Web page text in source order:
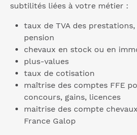
subtilités liées à votre métier :
taux de TVA des
pension
chevaux en stock ou en
plus-values
taux de cotisation
maîtrise des comptes FFE
concours, gains, licences
maitrise des compte
France Galop